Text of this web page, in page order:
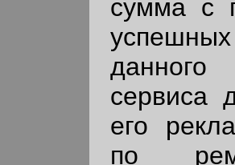
сумма с
сервиса
его
по